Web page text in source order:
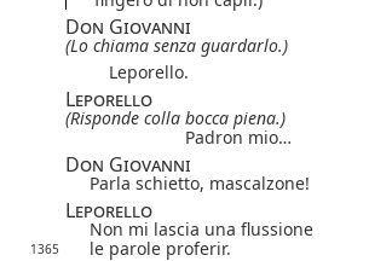
Don Giovanni
(Lo chiama senza guardarlo.)
Leporello.
Leporello
(Risponde colla bocca piena.)
Padron mio…
Don Giovanni
Parla schietto, mascalzone!
Leporello
Non mi lascia una flussione
1365 le parole proferir.